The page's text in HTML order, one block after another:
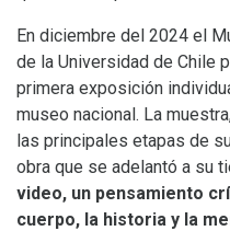
En diciembre del 2024 el
de la Universidad de Chile
primera exposición
museo nacional. La
las principales etapas de
obra que se adelantó a su
video, un pensamiento
cuerpo, la historia y la